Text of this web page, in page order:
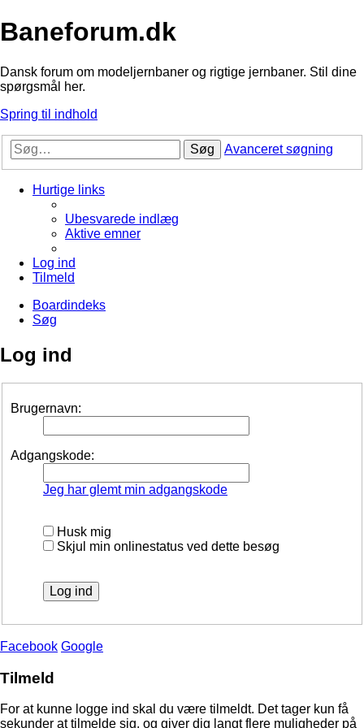
Baneforum.dk
Dansk forum om modeljernbaner og rigtige jernbaner. Stil dine
spørgsmål her.
Spring til indhold
Søg Avanceret søgning
Hurtige links
Ubesvarede indlæg
Aktive emner
Log ind
Tilmeld
Boardindeks
Søg
Log ind
Brugernavn:
Adgangskode:
Jeg har glemt min adgangskode
Husk mig
Skjul min onlinestatus ved dette besøg
Facebook Google
Tilmeld
For at kunne logge ind skal du være tilmeldt. Det tager kun få
sekunder at tilmelde sig, og giver dig langt flere muligheder på